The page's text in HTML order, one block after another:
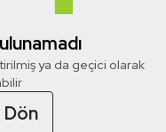
ya da geçici olarak
Dön